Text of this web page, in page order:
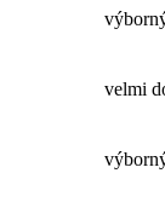
velmi